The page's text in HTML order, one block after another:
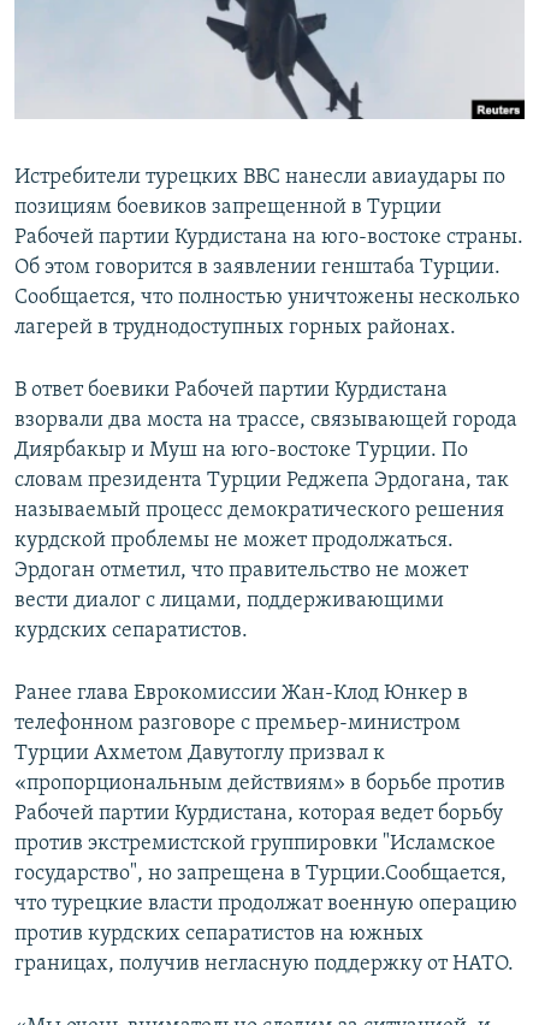
Истребители турецких ВВС нанесли авиаудары по
позициям боевиков запрещенной в Турции
Рабочей партии Курдистана на юго-востоке страны.
Об этом говорится в заявлении генштаба Турции.
Сообщается, что полностью уничтожены несколько
лагерей в труднодоступных горных районах.
В ответ боевики Рабочей партии Курдистана
взорвали два моста на трассе, связывающей города
Диярбакыр и Муш на юго-востоке Турции. По
словам президента Турции Реджепа Эрдогана, так
называемый процесс демократического решения
курдской проблемы не может продолжаться.
Эрдоган отметил, что правительство не может
вести диалог с лицами, поддерживающими
курдских сепаратистов.
Ранее глава Еврокомиссии Жан-Клод Юнкер в
телефонном разговоре с премьер-министром
Турции Ахметом Давутоглу призвал к
«пропорциональным действиям» в борьбе против
Рабочей партии Курдистана, которая ведет борьбу
против экстремистской группировки "Исламское
государство", но запрещена в Турции.Сообщается,
что турецкие власти продолжат военную операцию
против курдских сепаратистов на южных
границах, получив негласную поддержку от НАТО.